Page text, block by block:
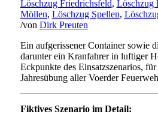
Löschzug Friedrichsfeld, Löschzug
Möllen, Löschzug Spellen,
/von Dirk Preuten
Ein aufgerissener Container sowie
darunter ein Kranfahrer in luftiger
Eckpunkte des Einsatzszenarios,
Jahresübung aller Voerder
Fiktives Szenario im Detail: